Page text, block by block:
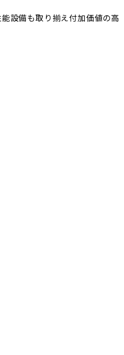
設備も取り揃え付加価値の高